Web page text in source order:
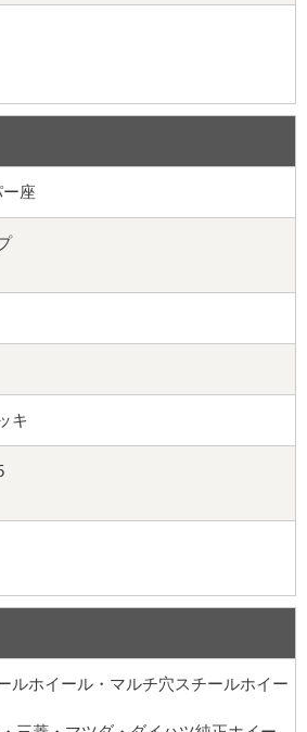
ホイール
ホイール
ホイール
ト
ー座
キ
ルホイール・マルチ穴スチールホイー